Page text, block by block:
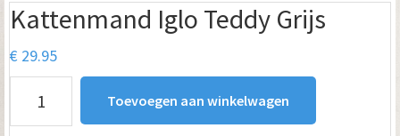
Kattenmand Iglo Teddy Grijs
€ 29.95
Toevoegen aan winkelwagen